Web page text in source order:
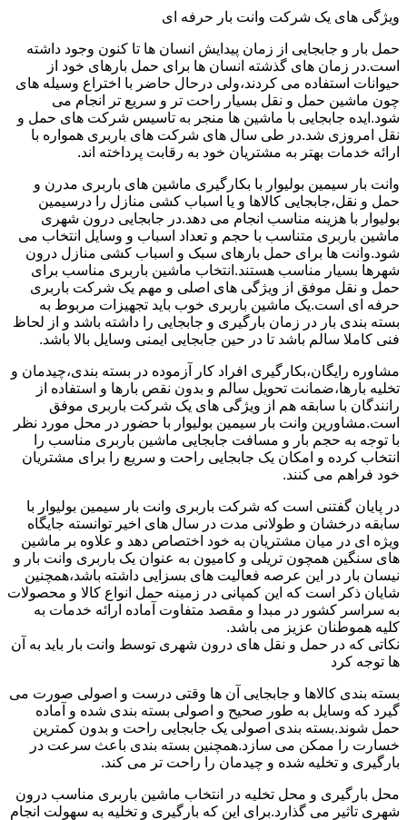
ویژگی های یک شرکت وانت بار حرفه ای
حمل بار و جابجایی از زمان پیدایش انسان ها تا کنون وجود داشته
است.در زمان های گذشته انسان ها برای حمل بارهای خود از
حیوانات استفاده می کردند،ولی درحال حاضر با اختراع وسیله های
چون ماشین حمل و نقل بسیار راحت تر و سریع تر انجام می
شود.ایده جابجایی با ماشین ها منجر به تاسیس شرکت های حمل و
نقل امروزی شد.در طی سال های شرکت های باربری همواره با
ارائه خدمات بهتر به مشتریان خود به رقابت پرداخته اند.
وانت بار سیمین بولیوار با بکارگیری ماشین های باربری مدرن و
حمل و نقل،جابجایی کالاها و یا اسباب کشی منازل را درسیمین
بولیوار با هزینه مناسب انجام می دهد.در جابجایی درون شهری
ماشین باربری متناسب با حجم و تعداد اسباب و وسایل انتخاب می
شود.وانت ها برای حمل بارهای سبک و اسباب کشی منازل درون
شهرها بسیار مناسب هستند.انتخاب ماشین باربری مناسب برای
حمل و نقل موفق از ویژگی های اصلی و مهم یک شرکت باربری
حرفه ای است.یک ماشین باربری خوب باید تجهیزات مربوط به
بسته بندی بار در زمان بارگیری و جابجایی را داشته باشد و از لحاظ
فنی کاملا سالم باشد تا در حین جابجایی ایمنی وسایل بالا باشد.
مشاوره رایگان،بکارگیری افراد کار آزموده در بسته بندی،چیدمان و
تخلیه بارها،ضمانت تحویل سالم و بدون نقص بارها و استفاده از
رانندگان با سابقه هم از ویژگی های یک شرکت باربری موفق
است.مشاورین وانت بار سیمین بولیوار با حضور در محل مورد نظر
با توجه به حجم بار و مسافت جابجایی ماشین باربری مناسب را
انتخاب کرده و امکان یک جابجایی راحت و سریع را برای مشتریان
خود فراهم می کنند.
در پایان گفتنی است که شرکت باربری وانت بار سیمین بولیوار با
سابقه درخشان و طولانی مدت در سال های اخیر توانسته جایگاه
ویژه ای در میان مشتریان به خود اختصاص دهد و علاوه بر ماشین
های سنگین همچون تریلی و کامیون به عنوان یک باربری وانت بار و
نیسان بار در این عرصه فعالیت های بسزایی داشته باشد،همچنین
شایان ذکر است که این کمپانی در زمینه حمل انواع کالا و محصولات
به سراسر کشور در مبدا و مقصد متفاوت آماده ارائه خدمات به
کلیه هموطنان عزیز می باشد.
نکاتی که در حمل و نقل های درون شهری توسط وانت بار باید به آن
ها توجه کرد
بسته بندی کالاها و جابجایی آن ها وقتی درست و اصولی صورت می
گیرد که وسایل به طور صحیح و اصولی بسته بندی شده و آماده
حمل شوند.بسته بندی اصولی یک جابجایی راحت و بدون کمترین
خسارت را ممکن می سازد.همچنین بسته بندی باعث سرعت در
بارگیری و تخلیه شده و چیدمان را راحت تر می کند.
محل بارگیری و محل تخلیه در انتخاب ماشین باربری مناسب درون
شهری تاثیر می گذارد.برای این که بارگیری و تخلیه به سهولت انجام